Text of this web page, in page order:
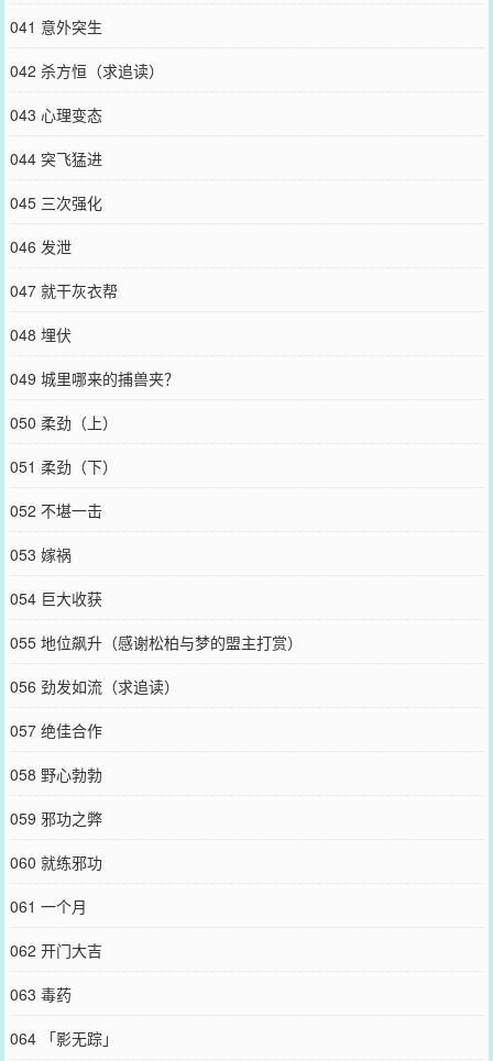
041 意外突生
042 杀方恒（求追读）
043 心理变态
044 突飞猛进
045 三次强化
046 发泄
047 就干灰衣帮
048 埋伏
049 城里哪来的捕兽夹？
050 柔劲（上）
051 柔劲（下）
052 不堪一击
053 嫁祸
054 巨大收获
055 地位飙升（感谢松柏与梦的盟主打赏）
056 劲发如流（求追读）
057 绝佳合作
058 野心勃勃
059 邪功之弊
060 就练邪功
061 一个月
062 开门大吉
063 毒药
064 「影无踪」